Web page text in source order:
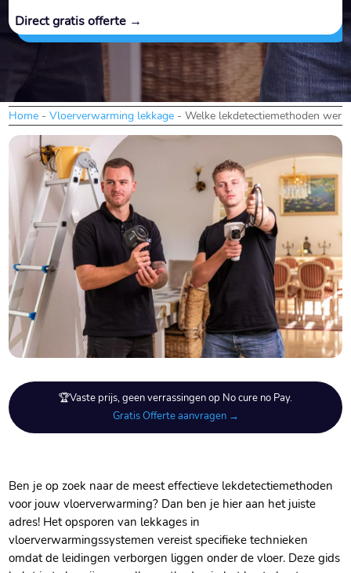
Direct gratis offerte →
Home -Vloerverwarming lekkage -Welke lekdetectiemethoden
🏆Vaste prijs, geen verrassingen op No cure no Pay.
Gratis Offerte aanvragen →
Ben je op zoek naar de meest effectieve lekdetectiemethoden
voor jouw vloerverwarming? Dan ben je hier aan het juiste
adres! Het opsporen van lekkages in
vloerverwarmingssystemen vereist specifieke technieken
omdat de leidingen verborgen liggen onder de vloer.​ Deze gids